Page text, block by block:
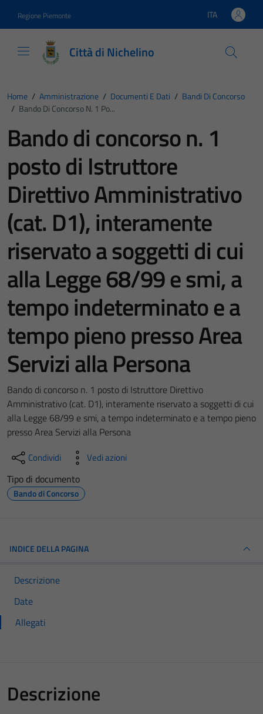
Regione Piemonte Lingua attiva:
ITA
Città di Nichelino
Home / Amministrazione / Documenti E Dati / Bandi Di Concorso
/ Bando Di Concorso N. 1 Po...
Bando di concorso n. 1
posto di Istruttore
Direttivo Amministrativo
(cat. D1), interamente
riservato a soggetti di cui
alla Legge 68/99 e smi, a
tempo indeterminato e a
tempo pieno presso Area
Servizi alla Persona
Bando di concorso n. 1 posto di Istruttore Direttivo
Amministrativo (cat. D1), interamente riservato a soggetti di cui
alla Legge 68/99 e smi, a tempo indeterminato e a tempo pieno
presso Area Servizi alla Persona
Condividi Vedi azioni
Tipo di documento
Bando di Concorso
INDICE DELLA PAGINA
Descrizione
Date
Allegati
Descrizione